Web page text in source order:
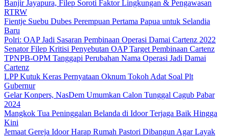
Banjir Jayapura, Filep Soroti Faktor Lingkungan & Pengawasan
RTRW
Fientje Suebu Dubes Perempuan Pertama Papua untuk Selandia
Baru
Polri: OAP Jadi Sasaran Pembinaan Operasi Damai Cartenz 2022
Senator Filep Kritisi Penyebutan OAP Target Pembinaan Cartenz
TPNPB-OPM Tanggapi Perubahan Nama Operasi Jadi Damai
Cartenz
LPP Kutuk Keras Pernyataan Oknum Tokoh Adat Soal Plt
Gubernur
Gelar Konpers, NasDem Umumkan Calon Tunggal Cagub Pabar
2024
Mangkok Tua Peninggalan Belanda di Idoor Terjaga Baik Hingga
Kini
Jemaat Gereja Idoor Harap Rumah Pastori Dibangun Agar Layak